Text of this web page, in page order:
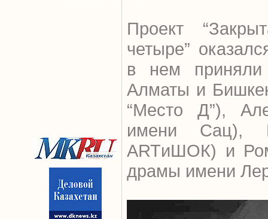
Проект
четыре”
в нем приняли
Алматы и
“Место Д”),
имени Сац),
ARTиШОК) и
драмы имени